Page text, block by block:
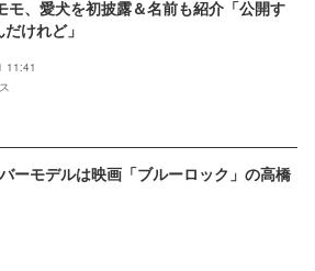
モ、愛犬を初披露＆名前も紹介「公開す
けれど」
11:41
ーモデルは映画「ブルーロック」の高橋